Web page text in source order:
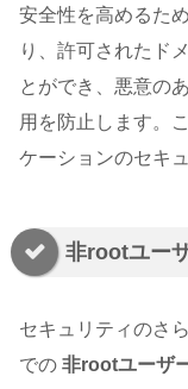
安全性を高めるた
り、許可されたド
とができ、悪意の
用を防止します。
ケーションのセキ
非rootユー
セキュリティのさ
での 非rootユーザ